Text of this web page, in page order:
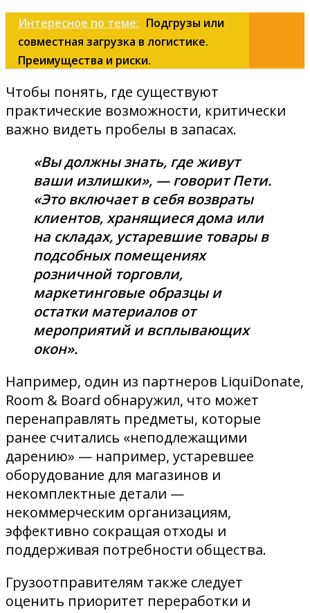
Интересное по теме: Подгрузы или
совместная загрузка в логистике.
Преимущества и риски.
Чтобы понять, где существуют
практические возможности, критически
важно видеть пробелы в запасах.
«Вы должны знать, где живут
ваши излишки», — говорит Пети.
«Это включает в себя возвраты
клиентов, хранящиеся дома или
на складах, устаревшие товары в
подсобных помещениях
розничной торговли,
маркетинговые образцы и
остатки материалов от
мероприятий и всплывающих
окон».
Например, один из партнеров LiquiDonate,
Room & Board обнаружил, что может
перенаправлять предметы, которые
ранее считались «неподлежащими
дарению» — например, устаревшее
оборудование для магазинов и
некомплектные детали —
некоммерческим организациям,
эффективно сокращая отходы и
поддерживая потребности общества.
Грузоотправителям также следует
оценить приоритет переработки и